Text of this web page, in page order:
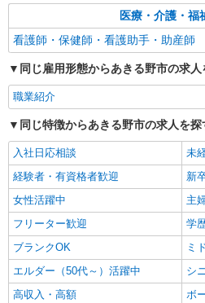
株式会社kotrio /●TC-H-2010756
≪東秋留駅≫年齢
躍できる看護助手♪
通費全支給(ガソリ
あきる野市 ★来
キープ
職業紹介
株式会社kotrio /●SW-S-2078216
看護師さんのサポ
いな病院で介助な
時給1550円〜
医療・介護・福
看護師・保健師・看護助手・助産師
同じ雇用形態からあきる野市の求人
職業紹介
同じ特徴からあきる野市の求人を探
入社日応相談
未
経験者・有資格者歓迎
新
女性活躍中
主
フリーター歓迎
学
ブランクOK
ミ
エルダー（50代～）活躍中
シ
高収入・高額
ボ